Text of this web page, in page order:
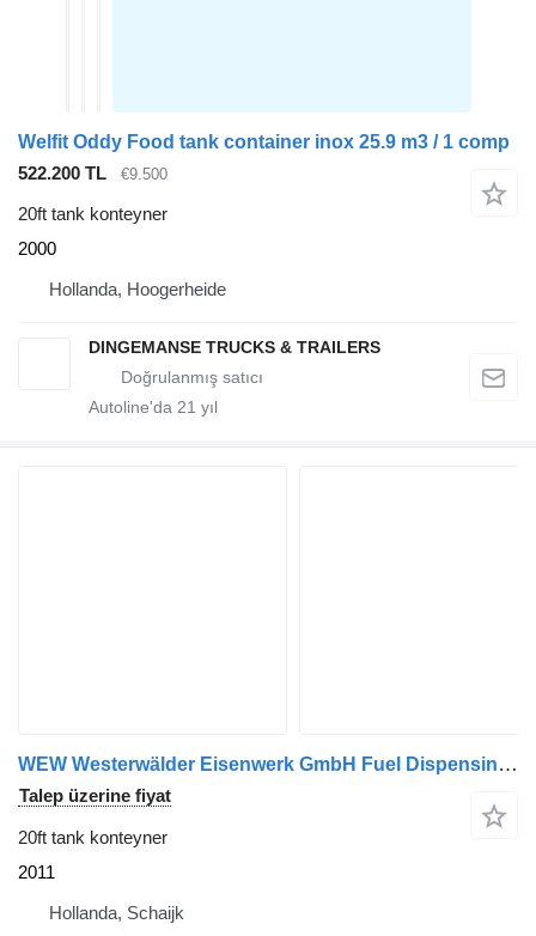
Welfit Oddy Food tank container inox 25.9 m3 / 1 comp
522.200 TL
€9.500
20ft tank konteyner
2000
Hollanda, Hoogerheide
DINGEMANSE TRUCKS & TRAILERS
Autoline'da 21 yıl
WEW Westerwälder Eisenwerk GmbH Fuel Dispensing Rack 10.000L
Talep üzerine fiyat
20ft tank konteyner
2011
Hollanda, Schaijk